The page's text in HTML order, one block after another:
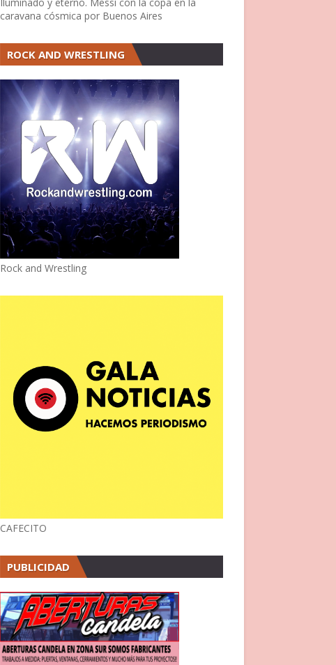
caravana cósmica por Buenos Aires
ROCK AND WRESTLING
Rock and Wrestling
CAFECITO
PUBLICIDAD